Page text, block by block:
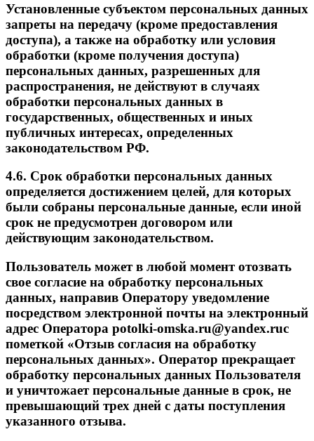
Установленные субъектом персональных данных
запреты на передачу (кроме предоставления
доступа), а также на обработку или условия
обработки (кроме получения доступа)
персональных данных, разрешенных для
распространения, не действуют в случаях
обработки персональных данных в
государственных, общественных и иных
публичных интересах, определенных
законодательством РФ.
4.6. Срок обработки персональных данных
определяется достижением целей, для которых
были собраны персональные данные, если иной
срок не предусмотрен договором или
действующим законодательством.
Пользователь может в любой момент отозвать
свое согласие на обработку персональных
данных, направив Оператору уведомление
посредством электронной почты на электронный
адрес Оператора potolki-omska.ru@yandex.ruс
пометкой «Отзыв согласия на обработку
персональных данных». Оператор прекращает
обработку персональных данных Пользователя
и уничтожает персональные данные в срок, не
превышающий трех дней с даты поступления
указанного отзыва.